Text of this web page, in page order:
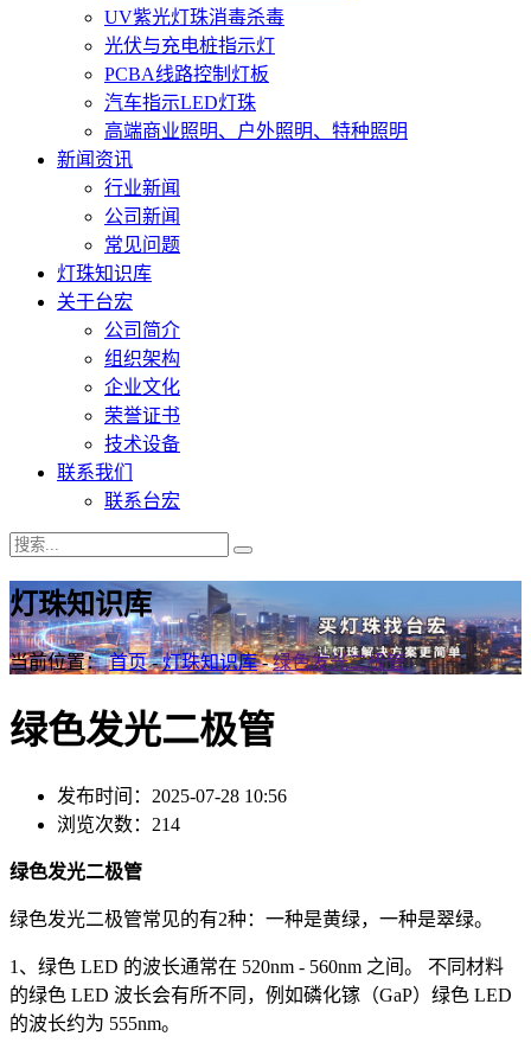
UV紫光灯珠消毒杀毒
光伏与充电桩指示灯
PCBA线路控制灯板
汽车指示LED灯珠
高端商业照明、户外照明、特种照明
新闻资讯
行业新闻
公司新闻
常见问题
灯珠知识库
关于台宏
公司简介
组织架构
企业文化
荣誉证书
技术设备
联系我们
联系台宏
灯珠知识库
当前位置：首页-灯珠知识库-绿色发光二极管
绿色发光二极管
发布时间：2025-07-28 10:56
浏览次数：214
绿色发光二极管
绿色发光二极管常见的有2种：一种是黄绿，一种是翠绿。
1、绿色 LED 的波长通常在 520nm - 560nm 之间。 不同材料
的绿色 LED 波长会有所不同，例如磷化镓（GaP）绿色 LED
的波长约为 555nm。